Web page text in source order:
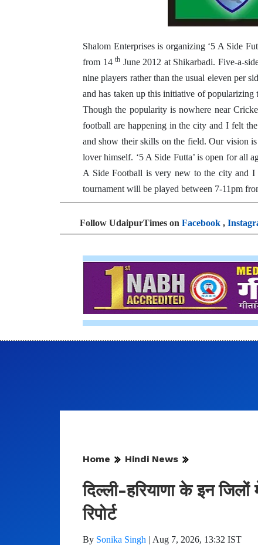
Shalom Enterprises is organizing ‘5 A Side
from 14th June 2012 at Shikarbadi. Five-a-
nine players rather than the usual eleven per
and has taken up this initiative of
Though the popularity is nowhere near
football are happening in the city and I felt
and show their skills on the field. Our vision
lover himself. ‘5 A Side Futta’ is open for all
A Side Football is very new to the city and I
tournament will be played between 7-11pm
Follow UdaipurTimes on Facebook ,
Home Hindi News
दिल्ली-हरियाणा के इन
रिपोर्ट
By Sonika Singh | Aug 7, 2026, 13:32 IST